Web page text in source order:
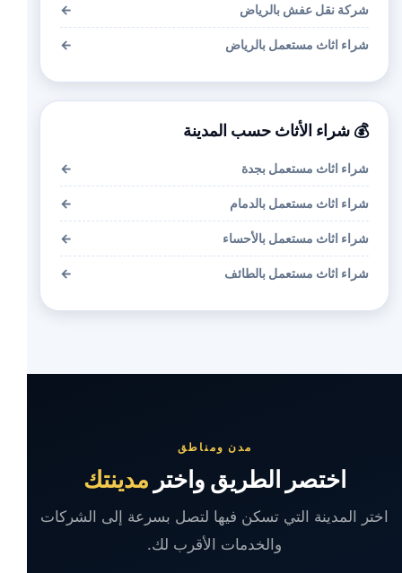
شركة نقل عفش بالرياض ←
شراء اثاث مستعمل بالرياض ←
💰 شراء الأثاث حسب المدينة
شراء اثاث مستعمل بجدة ←
شراء اثاث مستعمل بالدمام ←
شراء اثاث مستعمل بالأحساء ←
شراء اثاث مستعمل بالطائف ←
مدن ومناطق
اختصر الطريق واختر مدينتك
اختر المدينة التي تسكن فيها لتصل بسرعة إلى الشركات
والخدمات الأقرب لك.